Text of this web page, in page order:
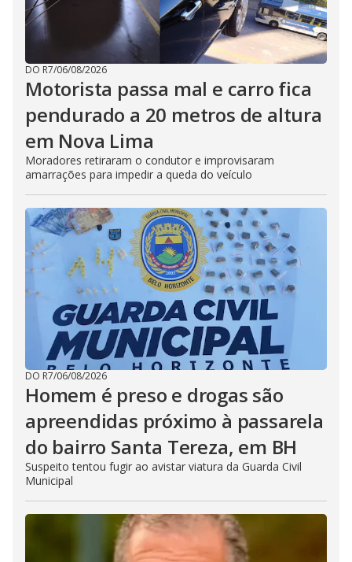
DO R7/06/08/2026
Motorista passa mal e carro fica
pendurado a 20 metros de altura
em Nova Lima
Moradores retiraram o condutor e improvisaram
amarrações para impedir a queda do veículo
DO R7/06/08/2026
Homem é preso e drogas são
apreendidas próximo à passarela
do bairro Santa Tereza, em BH
Suspeito tentou fugir ao avistar viatura da Guarda Civil
Municipal